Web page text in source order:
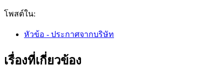
โพสต์ใน:
หัวข้อ - ประกาศจากบริษัท
เรื่องที่เกี่ยวข้อง